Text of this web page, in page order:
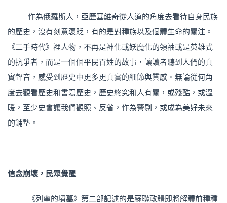
作為俄羅斯人，亞歷塞維奇從人道的角度去看待自身民族
的歷史，沒有刻意褒貶，有的是對種族以及個體生命的關注。
《二手時代》裡人物，不再是神化或妖魔化的領袖或是英雄式
的抗爭者，而是一個個平民百姓的故事，讓讀者聽到人們的真
實聲音，感受到歷史中更多更真實的細節與質感。無論從何角
度去觀看歷史和書寫歷史，歷史終究和人有關，或殘酷，或溫
暖，至少史會讓我們觀照、反省，作為警剔，或成為美好未來
的鋪墊。
信念崩壞，民眾覺醒
《列寧的墳墓》第二部記述的是蘇聯政體即將解體前種種